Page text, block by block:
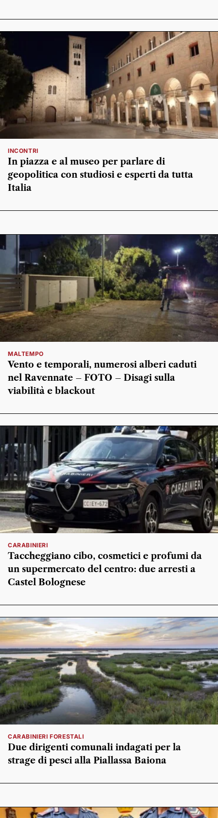
INCONTRI
In piazza e al museo per parlare di
geopolitica con studiosi e esperti da tutta
Italia
MALTEMPO
Vento e temporali, numerosi alberi caduti
nel Ravennate – FOTO – Disagi sulla
viabilità e blackout
CARABINIERI
Taccheggiano cibo, cosmetici e profumi da
un supermercato del centro: due arresti a
Castel Bolognese
CARABINIERI FORESTALI
Due dirigenti comunali indagati per la
strage di pesci alla Piallassa Baiona